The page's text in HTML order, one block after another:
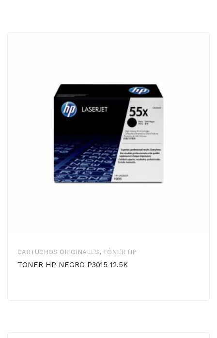
CARTUCHOS ORIGINALES, TÓNER HP
TONER HP NEGRO P3015 12.5K